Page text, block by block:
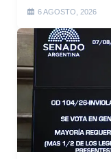
6 AGOSTO, 2026